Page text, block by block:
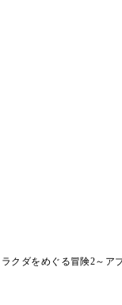
ラクダをめぐる冒険2～ア